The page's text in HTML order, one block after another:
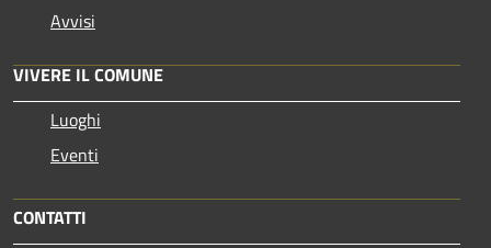
Avvisi
VIVERE IL COMUNE
Luoghi
Eventi
CONTATTI